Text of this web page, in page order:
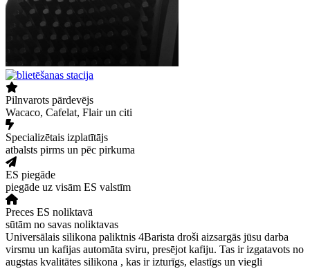
Pilnvarots pārdevējs
Wacaco, Cafelat, Flair un citi
Specializētais izplatītājs
atbalsts pirms un pēc pirkuma
ES piegāde
piegāde uz visām ES valstīm
Preces ES noliktavā
sūtām no savas noliktavas
Universālais silikona paliktnis 4Barista droši aizsargās jūsu darba
virsmu un kafijas automāta sviru, presējot kafiju. Tas ir izgatavots no
augstas kvalitātes silikona , kas ir izturīgs, elastīgs un viegli